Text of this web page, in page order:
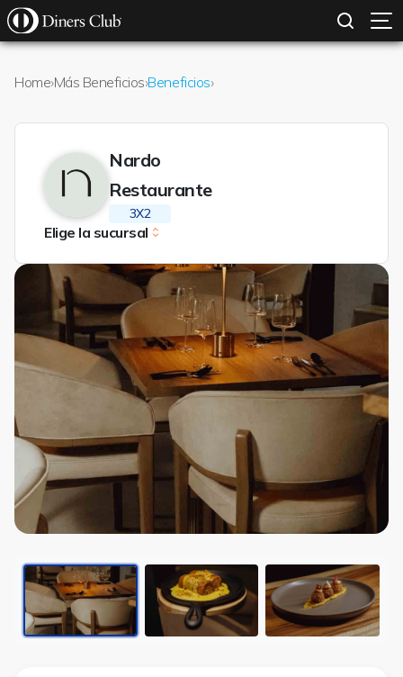
Pasar al contenido principal
Home›Más Beneficios›Beneficios›
Nardo
Restaurante
3X2
Elige la sucursal